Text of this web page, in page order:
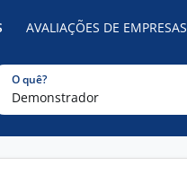
AVALIAÇÕES DE EMPRESAS
O quê?